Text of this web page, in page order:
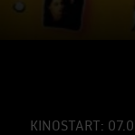
KINOSTART: